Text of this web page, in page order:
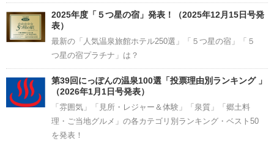
2025年度「５つ星の宿」発表！（2025年12月15日号発
表）
最新の「人気温泉旅館ホテル250選」「５つ星の宿」「５
つ星の宿プラチナ」は？
第39回にっぽんの温泉100選「投票理由別ランキング 」
（2026年1月1日号発表）
「雰囲気」「見所・レジャー＆体験」「泉質」「郷土料
理・ご当地グルメ」の各カテゴリ別ランキング・ベスト50
を発表！